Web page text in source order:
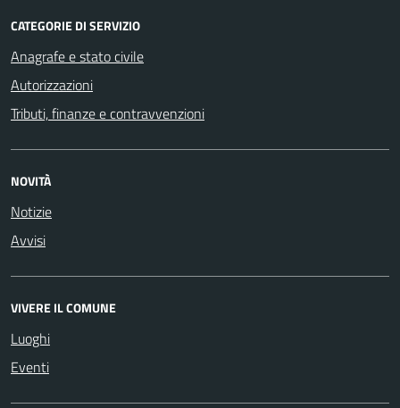
CATEGORIE DI SERVIZIO
Anagrafe e stato civile
Autorizzazioni
Tributi, finanze e contravvenzioni
NOVITÀ
Notizie
Avvisi
VIVERE IL COMUNE
Luoghi
Eventi